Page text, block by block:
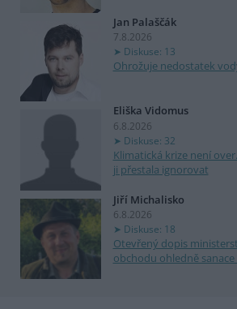
Jan Palaščák
7.8.2026
Diskuse: 13
Ohrožuje nedostatek
Eliška Vidomus
6.8.2026
Diskuse: 32
Klimatická krize není
ji přestala ignorovat
Jiří Michalisko
6.8.2026
Diskuse: 18
Otevřený dopis
obchodu ohledně